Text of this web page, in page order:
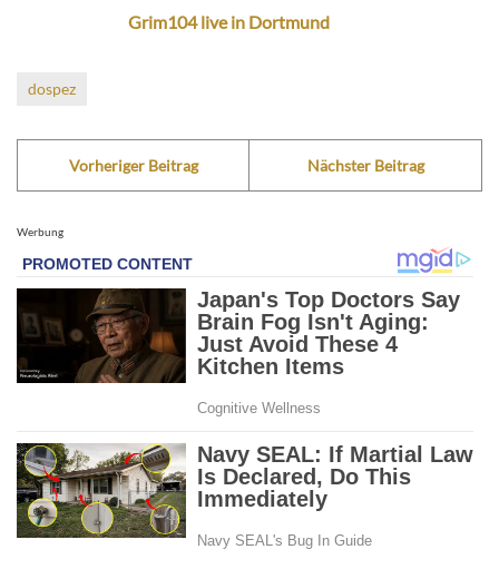
Grim104 live in Dortmund
dospez
Vorheriger Beitrag Nächster Beitrag
Werbung